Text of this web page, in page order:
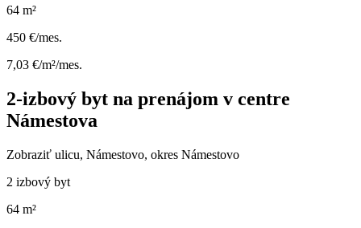
64 m²
450 €/mes.
7,03 €/m²/mes.
2-izbový byt na prenájom v centre
Námestova
Zobraziť ulicu, Námestovo, okres Námestovo
2 izbový byt
64 m²